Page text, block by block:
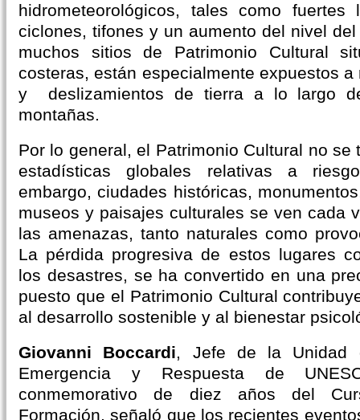
hidrometeorológicos, tales como fuertes
ciclones, tifones y un aumento del nivel
muchos sitios de Patrimonio Cultural
costeras, están especialmente expuestos
y deslizamientos de tierra a lo largo
montañas.
Por lo general, el Patrimonio Cultural no se
estadísticas globales relativas a
embargo, ciudades históricas,
museos y paisajes culturales se ven cada
las amenazas, tanto naturales como
La pérdida progresiva de estos lugares
los desastres, se ha convertido en una
puesto que el Patrimonio Cultural
al desarrollo sostenible y al bienestar
Giovanni Boccardi, Jefe de la Unidad
Emergencia y Respuesta de
conmemorativo de diez años del
Formación, señaló que los recientes